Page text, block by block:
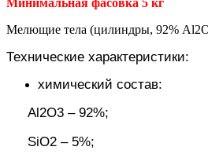
Мелющие тела (цилиндры, 92%
Технические характеристики:
химический состав:
Al2О3 – 92%;
SiO2 – 5%;